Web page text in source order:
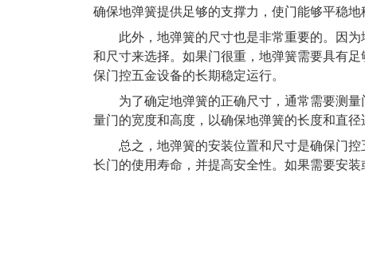
确保地弹簧提供足够的支撑力，使门能够平稳
此外，地弹簧的尺寸也是非常重要的。因为
和尺寸来选择。如果门很重，地弹簧需要具有
保门控五金设备的长期稳定运行。
为了确定地弹簧的正确尺寸，通常需要测量
量门的宽度和高度，以确保地弹簧的长度和直
总之，地弹簧的安装位置和尺寸是确保门控
长门的使用寿命，并提高安全性。如果需要安